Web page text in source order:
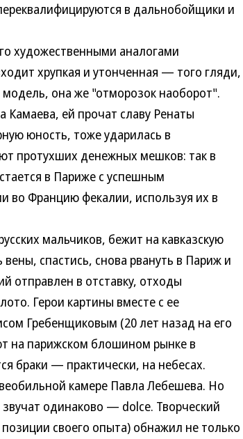
в дальнобойщики и
художественными аналогами
хрупкая и утонченная — того гляди,
она же "отморозок наоборот".
Камаева, ей прочат славу Ренаты
юность, тоже ударилась в
протухших денежных мешков: так в
в Париже с успешным
во Францию фекалии, используя их в
мальчиков, бежит на кавказскую
спастись, снова рвануть в Париж и
отправлен в отставку, отходы
Герои картины вместе с ее
Гребенщиковым (20 лет назад на его
на парижском блошином рынке в
браки — практически, на небесах.
камере Павла Лебешева. Но
одинаково — dolce. Творческий
своего опыта) обнажил не только